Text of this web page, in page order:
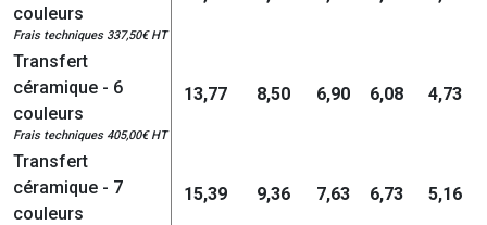
couleurs
Frais techniques 337,50€ HT
Transfert
céramique - 6
couleurs
Frais techniques 405,00€ HT
13,77 8,50 6,90 6,08 4,73
Transfert
céramique - 7
couleurs
15,39 9,36 7,63 6,73 5,16